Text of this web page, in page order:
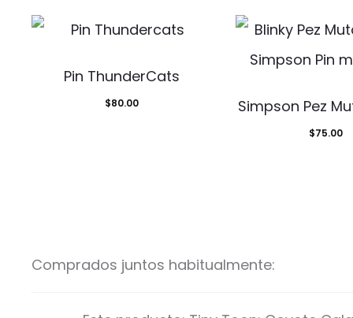
Pin ThunderCats
$80.00 Simpson Pez
$75.00
Comprados juntos habitualmente: